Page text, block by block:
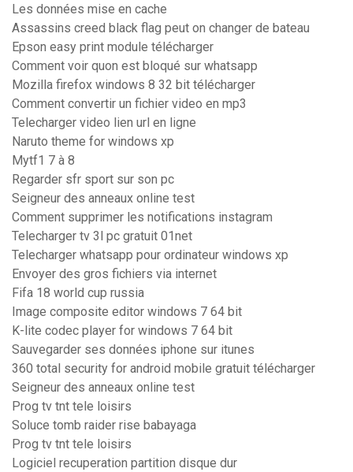
Les données mise en cache
Assassins creed black flag peut on changer de bateau
Epson easy print module télécharger
Comment voir quon est bloqué sur whatsapp
Mozilla firefox windows 8 32 bit télécharger
Comment convertir un fichier video en mp3
Telecharger video lien url en ligne
Naruto theme for windows xp
Mytf1 7 à 8
Regarder sfr sport sur son pc
Seigneur des anneaux online test
Comment supprimer les notifications instagram
Telecharger tv 3l pc gratuit 01net
Telecharger whatsapp pour ordinateur windows xp
Envoyer des gros fichiers via internet
Fifa 18 world cup russia
Image composite editor windows 7 64 bit
K-lite codec player for windows 7 64 bit
Sauvegarder ses données iphone sur itunes
360 total security for android mobile gratuit télécharger
Seigneur des anneaux online test
Prog tv tnt tele loisirs
Soluce tomb raider rise babayaga
Prog tv tnt tele loisirs
Logiciel recuperation partition disque dur